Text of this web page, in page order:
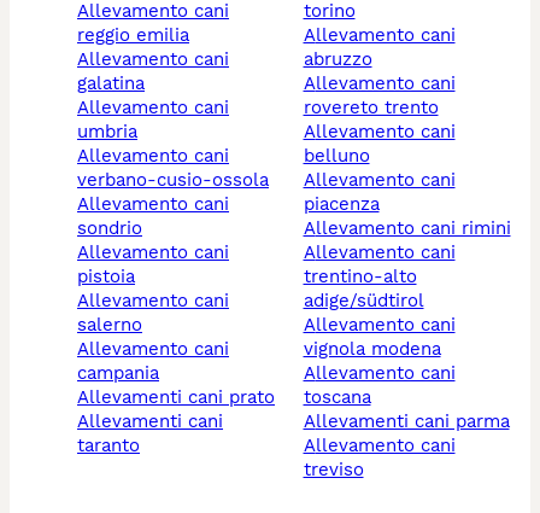
allevamento cani
reggio emilia
allevamento cani
galatina
allevamento cani
umbria
allevamento cani
verbano-cusio-ossola
allevamento cani
sondrio
allevamento cani
pistoia
allevamento cani
salerno
allevamento cani
campania
allevamenti cani prato
allevamenti cani
taranto
torino
allevamento cani
abruzzo
allevamento cani
rovereto trento
allevamento cani
belluno
allevamento cani
piacenza
allevamento cani rimini
allevamento cani
trentino-alto
adige/südtirol
allevamento cani
vignola modena
allevamento cani
toscana
allevamenti cani parma
allevamento cani
treviso